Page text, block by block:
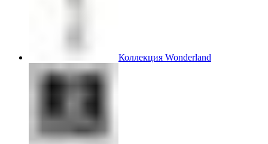
Коллекция Wonderland